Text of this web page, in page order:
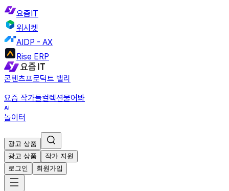
요즘IT
위시켓
AIDP - AX
Rise ERP
콘텐츠프로덕트 밸리
요즘 작가들컬렉션물어봐
놀이터
광고 상품
광고 상품
작가 지원
로그인
회원가입